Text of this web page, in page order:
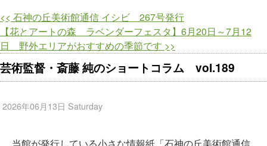
<< 石神の丘美術館通信 イシビ 267号発行
【花とアートの森 ラベンダーフェスタ】6月20日～7月12
日 野外エリアがおすすめの季節です >>
芸術監督・斎藤 純のショートコラム vol.189
2026年06月13日 Saturday